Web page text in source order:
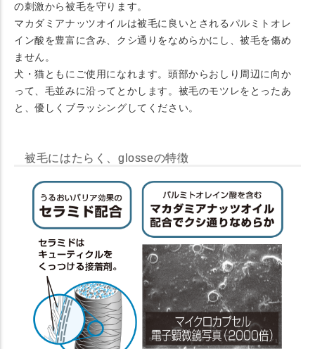
の刺激から被毛を守ります。
マカダミアナッツオイルは被毛に良いとされるパルミトオレ
イン酸を豊富に含み、クシ通りをなめらかにし、被毛を傷め
ません。
犬・猫ともにご使用になれます。頭部からおしり周辺に向か
って、毛並みに沿ってとかします。被毛のモツレをとったあ
と、優しくブラッシングしてください。
被毛にはたらく、glosseの特徴